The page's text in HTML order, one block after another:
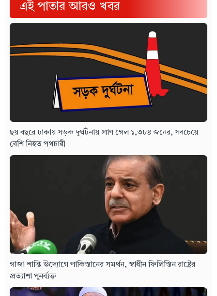
এই পাতার আরও খবর
ছয় বছরে ঢাকায় সড়ক দুর্ঘটনায় প্রাণ গেল ১,৩৮৪ জনের, সবচেয়ে
বেশি নিহত পথচারী
গাজা শান্তি উদ্যোগে পাকিস্তানের সমর্থন, স্বাধীন ফিলিস্তিন রাষ্ট্রের
প্রত্যাশা পুনর্ব্যক্ত